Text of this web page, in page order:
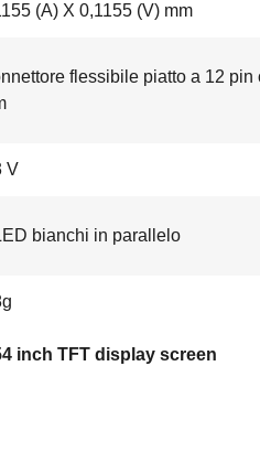
(A) X 0,1155 (V) mm
flessibile piatto a 12 pin
V
bianchi in parallelo
inch TFT display screen